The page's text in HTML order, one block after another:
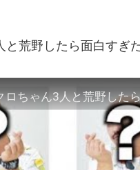
と荒野したら面白すぎ
ロちゃん3人と荒野した